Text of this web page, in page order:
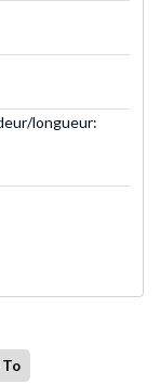
longueur:
To